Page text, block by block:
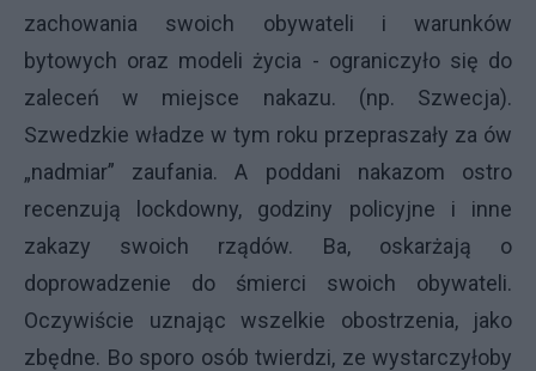
zachowania swoich obywateli i warunków
bytowych oraz modeli życia - ograniczyło się do
zaleceń w miejsce nakazu. (np. Szwecja).
Szwedzkie władze w tym roku przepraszały za ów
„nadmiar” zaufania. A poddani nakazom ostro
recenzują lockdowny, godziny policyjne i inne
zakazy swoich rządów. Ba, oskarżają o
doprowadzenie do śmierci swoich obywateli.
Oczywiście uznając wszelkie obostrzenia, jako
zbędne. Bo sporo osób twierdzi, ze wystarczyłoby